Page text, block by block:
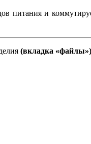
питания и
(вкладка «файлы»)